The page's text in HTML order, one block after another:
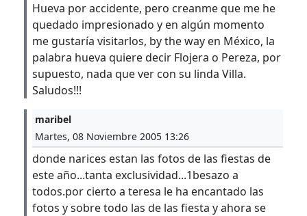
Hueva por accidente, pero creanme que me he
quedado impresionado y en algún momento
me gustaría visitarlos, by the way en México, la
palabra hueva quiere decir Flojera o Pereza, por
supuesto, nada que ver con su linda Villa.
Saludos!!!
maribel
Martes, 08 Noviembre 2005 13:26
donde narices estan las fotos de las fiestas de
este año...tanta exclusividad...1besazo a
todos.por cierto a teresa le ha encantado las
fotos y sobre todo las de las fiesta y ahora se